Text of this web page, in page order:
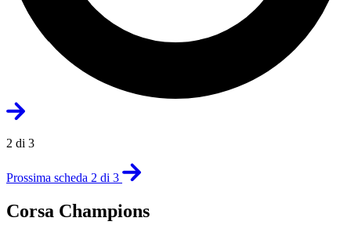
2 di 3
Prossima scheda 2 di 3
Corsa Champions